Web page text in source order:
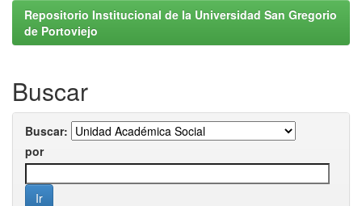
Repositorio Institucional de la Universidad San Gregorio
de Portoviejo
Buscar
Buscar:
por